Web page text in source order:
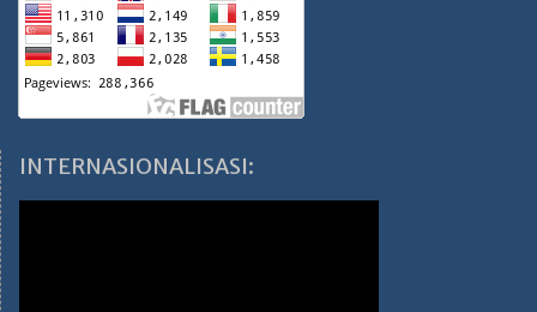
INTERNASIONALISASI: